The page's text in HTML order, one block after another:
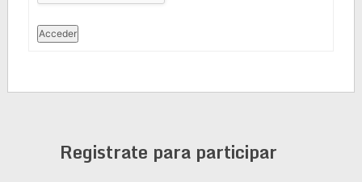
Acceder
Registrate para participar